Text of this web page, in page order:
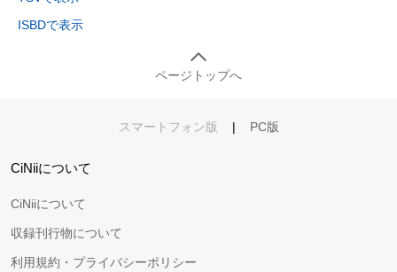
ISBDで表示
ページトップへ
スマートフォン版 | PC版
CiNiiについて
CiNiiについて
収録刊行物について
利用規約・プライバシーポリシー